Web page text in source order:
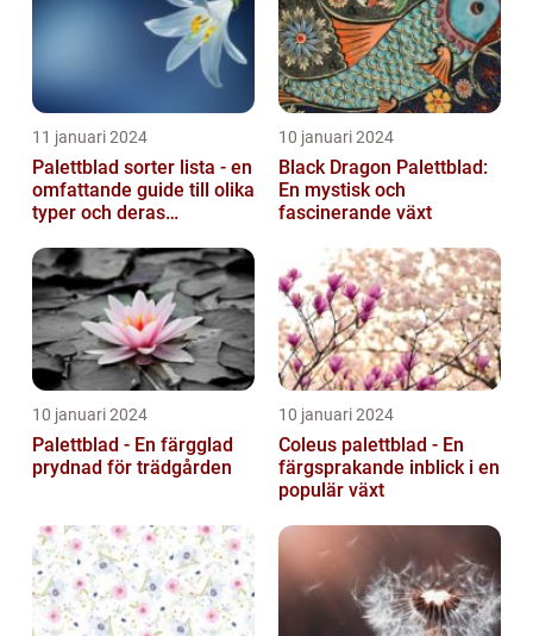
11 januari 2024
Palettblad sorter lista - en
omfattande guide till olika
typer och deras
10 januari 2024
Black Dragon Palettblad:
En mystisk och
fascinerande växt
10 januari 2024
Palettblad - En färgglad
prydnad för trädgården
10 januari 2024
Coleus palettblad - En
färgsprakande inblick i en
populär växt